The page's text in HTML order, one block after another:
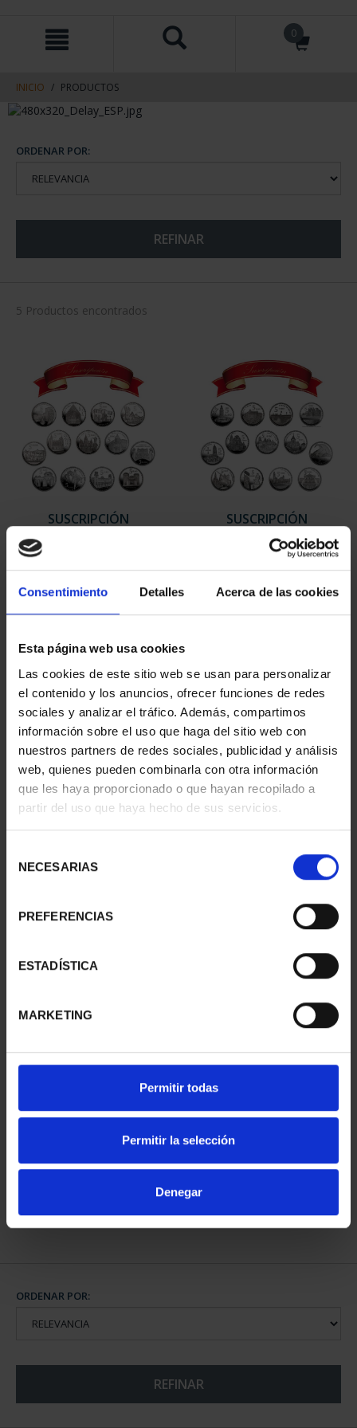
Consentimiento Detalles Acerca de las cookies
Esta página web usa cookies
Las cookies de este sitio web se usan para personalizar
el contenido y los anuncios, ofrecer funciones de redes
sociales y analizar el tráfico. Además, compartimos
información sobre el uso que haga del sitio web con
nuestros partners de redes sociales, publicidad y análisis
web, quienes pueden combinarla con otra información
que les haya proporcionado o que hayan recopilado a
partir del uso que haya hecho de sus servicios.
NECESARIAS
PREFERENCIAS
ESTADÍSTICA
MARKETING
Permitir todas
Permitir la selección
Denegar
contenido
navegacin
0
INICIO PRODUCTOS
ORDENAR POR:
REFINAR
5 Productos encontrados
SUSCRIPCIÓN
949,00 €
Sólo para usuarios
registrados
SUSCRIPCIÓN
CAPITALES DE
PROVINCIA 2
949,00 €
Sólo para usuarios
registrados
SUSCRIPCIÓN
CAPITALES DE
949,00 €
registrados
SUSCRIPCIÓN
CAPITALES DE
949,00 €
registrados
CAPITALES DE
COMPLET...
3.796,00 €
ORDENAR POR:
REFINAR